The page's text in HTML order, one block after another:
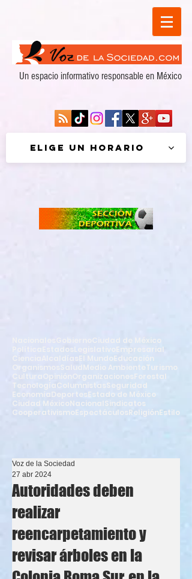
Un espacio informativo responsable en México
Elige un horario
Ciudad de México
Estados Legislativo
Empresarial
Ciencia
AlcaldíasEl MundoEducación
Organismos
SaludMedio AmbienteTurismo
Cultura
Opinión OrganizacionesForestal
TecnologíaColumnistas
Seguridad
EconomíaDeportesEstado de México
Ciudad MéxicoNacionalSindicatos
CooperativismoEspectáculosReligiónEstilo
Autoridades deben
realizar
reencarpetamiento y
revisar árboles en la
Voz de la Sociedad
27 abr 2024